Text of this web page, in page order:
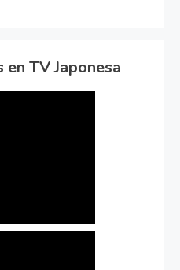
en TV Japonesa